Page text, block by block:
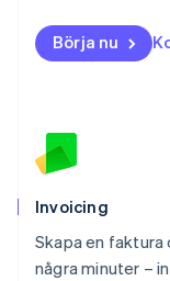
Börja nu
Invoicing
Skapa en faktura
några minuter –
Nya Zeeland
English
Polen
Português
Rumänien
Schweiz
Deutsch
Singapore
English 简体中文